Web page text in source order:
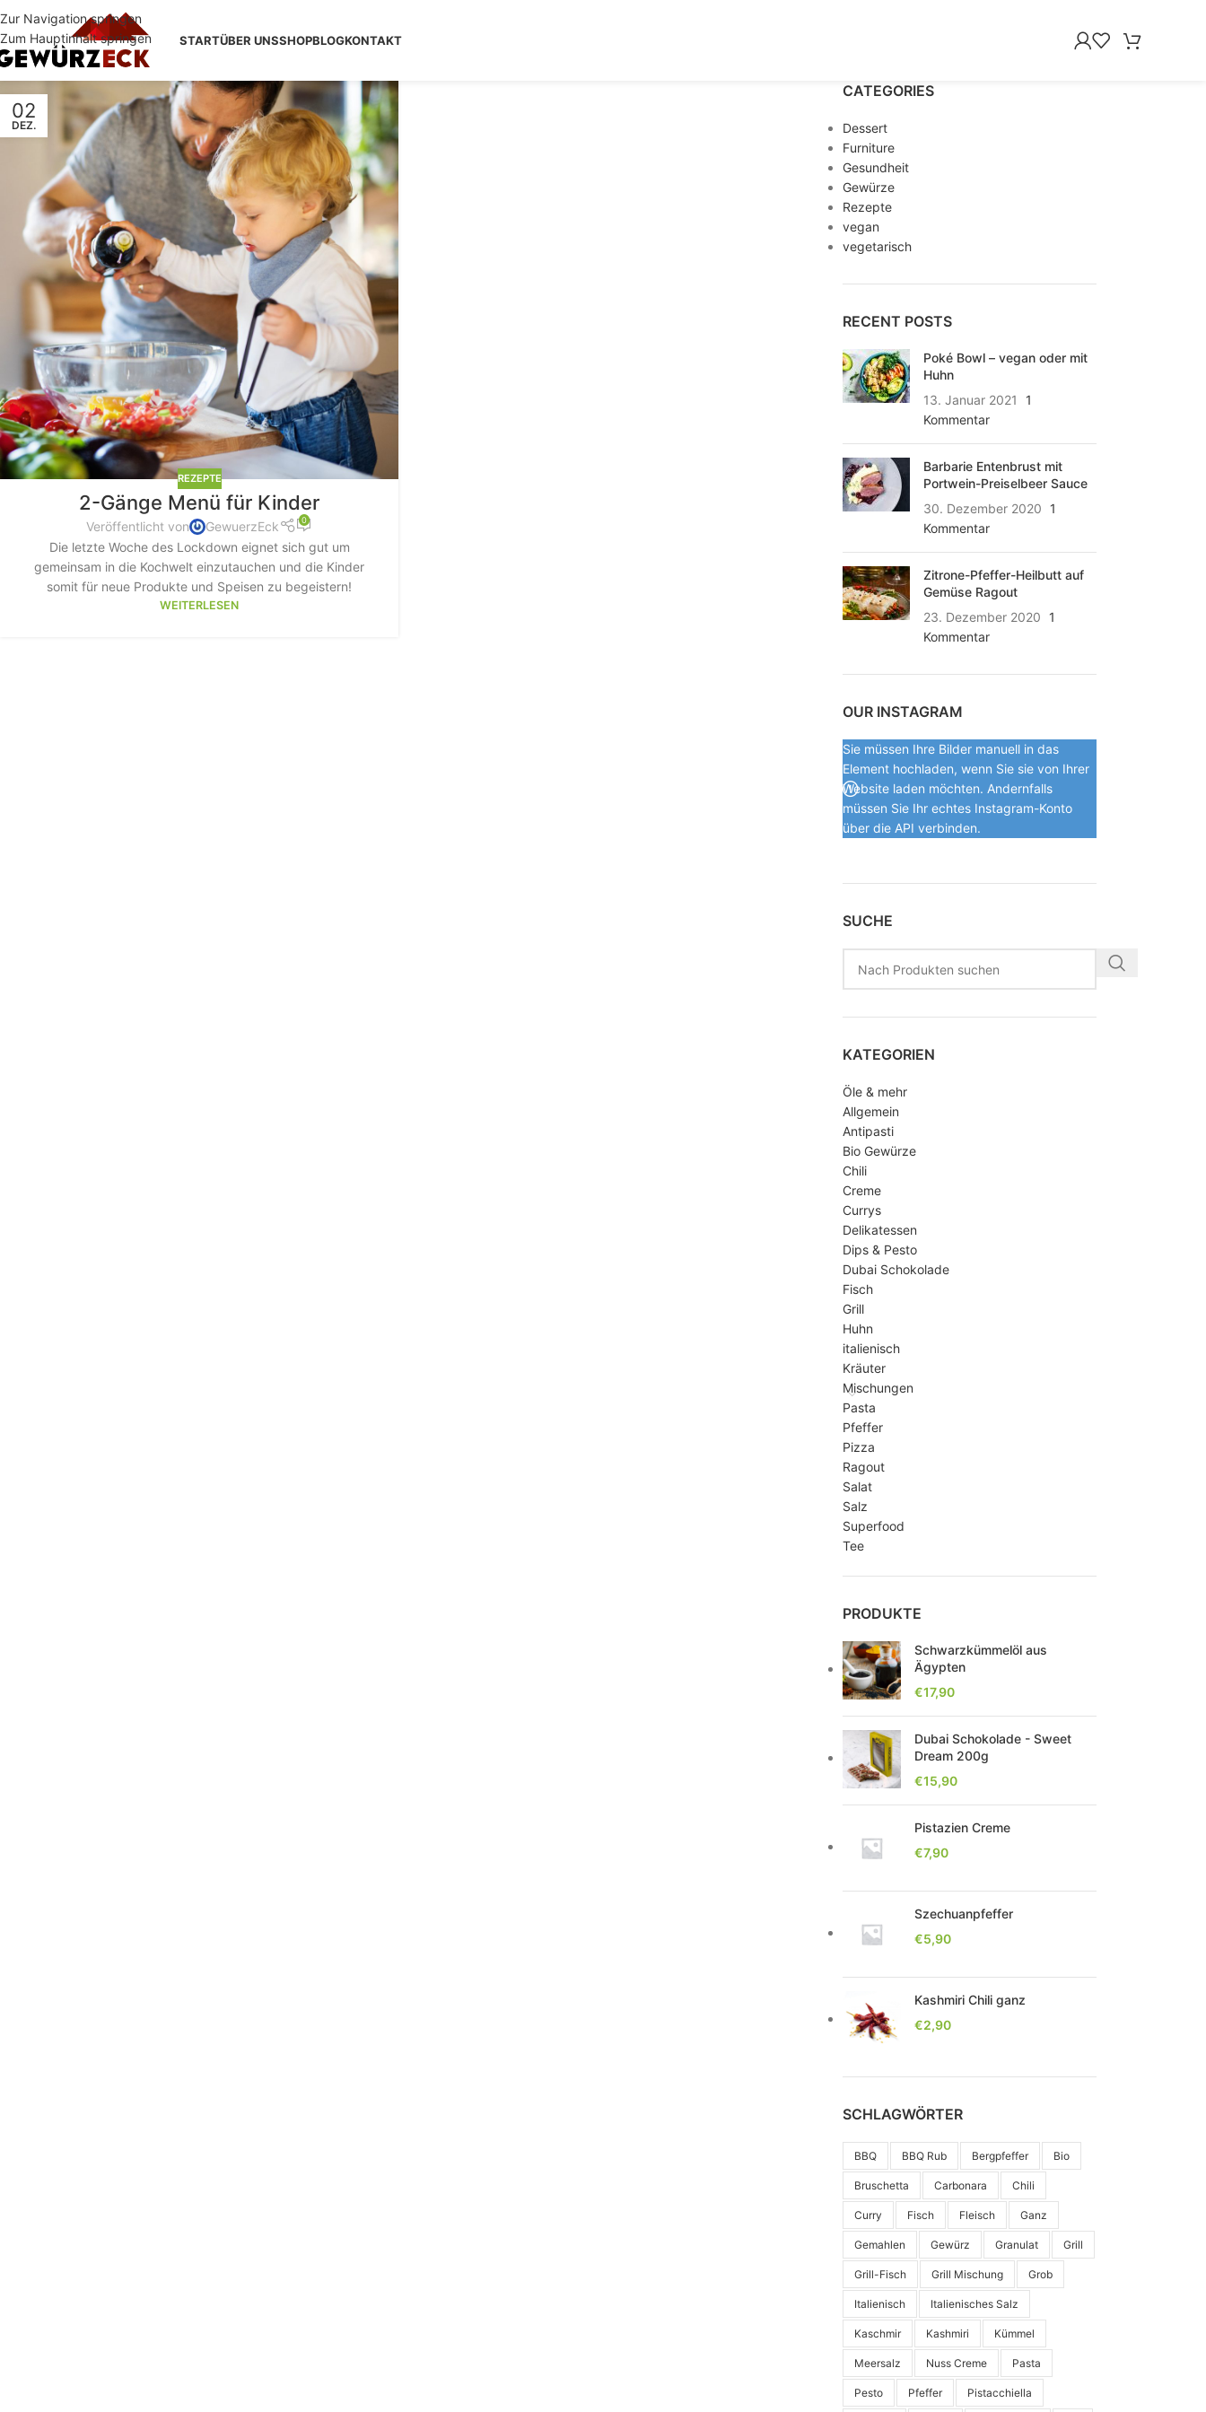
Zur Navigation springen
Zum Hauptinhalt springen
STARTÜBER UNSSHOPBLOGKONTAKT
02
DEZ.
REZEPTE
2-Gänge Menü für Kinder
Veröffentlicht von GewuerzEck 0
Die letzte Woche des Lockdown eignet sich gut um
gemeinsam in die Kochwelt einzutauchen und die Kinder
somit für neue Produkte und Speisen zu begeistern!
WEITERLESEN
CATEGORIES
Dessert
Furniture
Gesundheit
Gewürze
Rezepte
vegan
vegetarisch
RECENT POSTS
Poké Bowl – vegan oder mit
Huhn
13. Januar 2021
1
Kommentar
Barbarie Entenbrust mit
Portwein-Preiselbeer Sauce
30. Dezember 2020
1
Kommentar
Zitrone-Pfeffer-Heilbutt auf
Gemüse Ragout
23. Dezember 2020
1
Kommentar
OUR INSTAGRAM
Sie müssen Ihre Bilder manuell in das
Element hochladen, wenn Sie sie von Ihrer
Website laden möchten. Andernfalls
müssen Sie Ihr echtes Instagram-Konto
über die API verbinden.
SUCHE
KATEGORIEN
Öle & mehr
Allgemein
Antipasti
Bio Gewürze
Chili
Creme
Currys
Delikatessen
Dips & Pesto
Dubai Schokolade
Fisch
Grill
Huhn
italienisch
Kräuter
Mischungen
Pasta
Pfeffer
Pizza
Ragout
Salat
Salz
Superfood
Tee
PRODUKTE
Schwarzkümmelöl aus
Ägypten
€17,90
Dubai Schokolade - Sweet
Dream 200g
€15,90
Pistazien Creme
€7,90
Szechuanpfeffer
€5,90
Kashmiri Chili ganz
€2,90
SCHLAGWÖRTER
BBQ BBQ Rub Bergpfeffer Bio
Bruschetta Carbonara Chili
Curry Fisch Fleisch Ganz
Gemahlen Gewürz Granulat Grill
Grill-Fisch Grill Mischung Grob
Italienisch Italienisches Salz
Kaschmir Kashmiri Kümmel
Meersalz Nuss Creme Pasta
Pesto Pfeffer Pistacchiella